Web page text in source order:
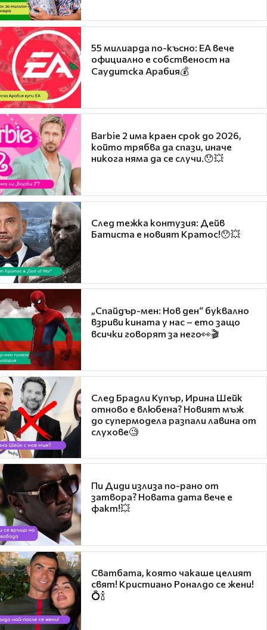
55 милиарда по-късно: EA вече
официално е собственост на
Саудитска Арабия💰
Barbie 2 има краен срок до 2026,
който трябва да спази, иначе
никога няма да се случи.😯💥
След тежка контузия: Дейв
Батиста е новият Кратос!😯💥
„Спайдър-мен: Нов ден“ буквално
взриви кината у нас – ето защо
всички говорят за него👀🎬
След Брадли Купър, Ирина Шейк
отново е влюбена? Новият мъж
до супермодела разпали лавина от
слухове🧐
Пи Диди излиза по-рано от
затвора? Новата дата вече е
факт!💥
Сватбата, която чакаше целият
свят! Кристиано Роналдо се жени!
💍🍾